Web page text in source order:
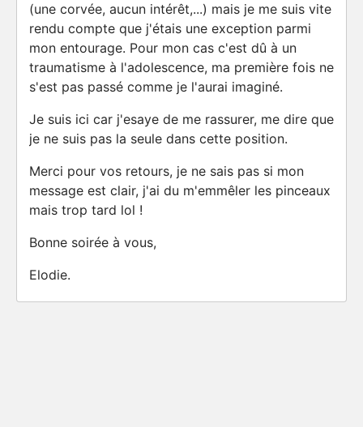
(une corvée, aucun intérêt,...) mais je me suis vite
rendu compte que j'étais une exception parmi
mon entourage. Pour mon cas c'est dû à un
traumatisme à l'adolescence, ma première fois ne
s'est pas passé comme je l'aurai imaginé.
Je suis ici car j'esaye de me rassurer, me dire que
je ne suis pas la seule dans cette position.
Merci pour vos retours, je ne sais pas si mon
message est clair, j'ai du m'emmêler les pinceaux
mais trop tard lol !
Bonne soirée à vous,
Elodie.